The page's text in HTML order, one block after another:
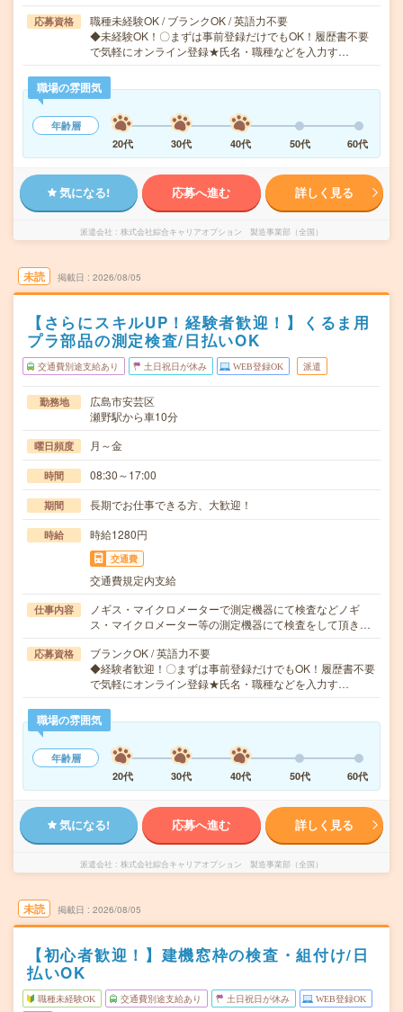
応募資格
職種未経験OK / ブランクOK / 英語力不要
◆未経験OK！〇まずは事前登録だけでもOK！履歴書不要
で気軽にオンライン登録★氏名・職種などを入力す…
職場の雰囲気
年齢層
20代
30代 40代 50代 60代
気になる! 応募へ進む 詳しく見る
派遣会社 株式会社綜合キャリアオプション 製造事業部（全国）
未読 掲載日 2026/08/05
【さらにスキルUP！経験者歓迎！】くるま用
プラ部品の測定検査/日払いOK
交通費別途支給あり 土日祝日が休み WEB登録OK 派遣
勤務地
広島市安芸区
瀬野駅から車10分
曜日頻度 月～金
時間 08:30～17:00
期間 長期でお仕事できる方、大歓迎！
時給 時給1280円
交通費
交通費規定内支給
仕事内容
ノギス・マイクロメーターで測定機器にて検査などノギ
ス・マイクロメーター等の測定機器にて検査をして頂き…
応募資格
ブランクOK / 英語力不要
◆経験者歓迎！〇まずは事前登録だけでもOK！履歴書不要
で気軽にオンライン登録★氏名・職種などを入力す…
職場の雰囲気
年齢層
20代
30代 40代 50代 60代
気になる! 応募へ進む 詳しく見る
派遣会社 株式会社綜合キャリアオプション 製造事業部（全国）
未読 掲載日 2026/08/05
【初心者歓迎！】建機窓枠の検査・組付け/日
払いOK
職種未経験OK 交通費別途支給あり 土日祝日が休み WEB登録OK